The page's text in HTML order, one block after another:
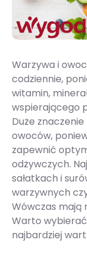
Warzywa i
codziennie,
witamin,
wspierającego
Duże
owoców,
zapewnić
odżywczych.
sałatkach i
warzywnych
Wówczas mają
Warto
najbardziej